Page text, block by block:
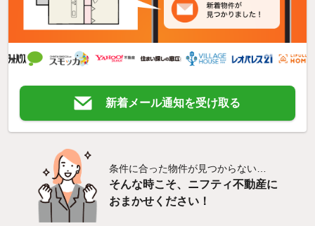
新着メール通知を受け取る
条件に合った物件が見つからない…
そんな時こそ、ニフティ不動産に
おまかせください！